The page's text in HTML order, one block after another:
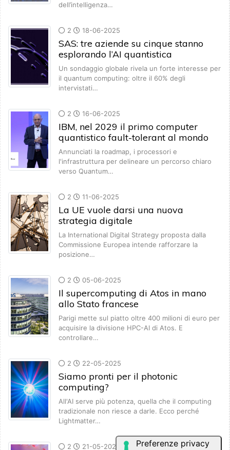
dell’intelligenza…
2 18-06-2025
SAS: tre aziende su cinque stanno
esplorando l’AI quantistica
Un sondaggio globale rivela un forte interesse per
il quantum computing: oltre il 60% degli
intervistati…
2 16-06-2025
IBM, nel 2029 il primo computer
quantistico fault-tolerant al mondo
Annunciati la roadmap, i processori e
l'infrastruttura per delineare un percorso chiaro
verso Quantum…
2 11-06-2025
La UE vuole darsi una nuova
strategia digitale
La International Digital Strategy proposta dalla
Commissione Europea intende rafforzare la
posizione…
2 05-06-2025
Il supercomputing di Atos in mano
allo Stato francese
Parigi mette sul piatto oltre 400 milioni di euro per
acquisire la divisione HPC-AI di Atos. E
controllare…
2 22-05-2025
Siamo pronti per il photonic
computing?
All'AI serve più potenza, quella che il computing
tradizionale non riesce a darle. Ecco perché
Lightmatter…
2 21-05-2025